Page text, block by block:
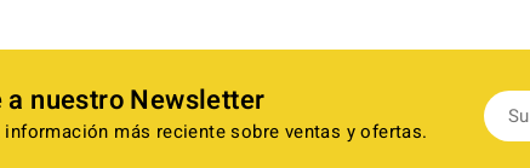
a nuestro Newsletter
información más reciente sobre ventas y ofertas.